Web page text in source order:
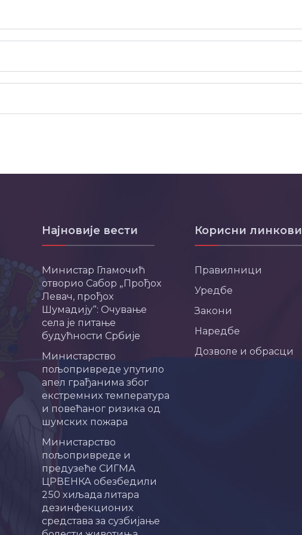
Најновије вести
Министар Гламочић
отворио Сабор „Прођох
Левач, прођох
Шумадију“: Очување
села је питање
будућности Србије
Министарство
пољопривреде упутило
апел грађанима због
екстремних температура
и повећаног ризика од
шумских пожара
Министарство
пољопривреде и
предузеће СИГМА
ЦРВЕНКА обезбедили
250 хиљада литара
дезинфекционих
средстава за сузбијање
Корисни линкови
Правилници
Уредбе
Закони
Наредбе
Дозволе и обрасци